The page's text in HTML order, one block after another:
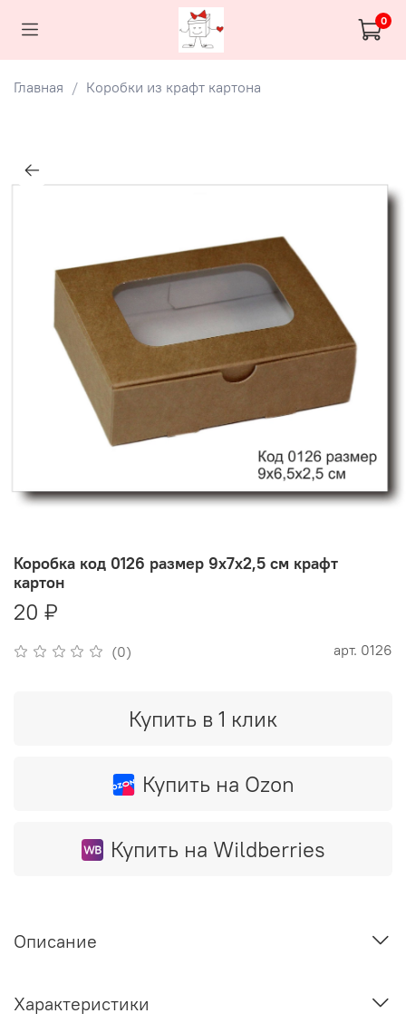
0
Главная Коробки из крафт картона
(0) арт. 0126
Коробка код 0126 размер 9х7х2,5 см крафт
картон
20 ₽
Купить в 1 клик
Купить на Ozon
Купить на Wildberries
Описание
Характеристики